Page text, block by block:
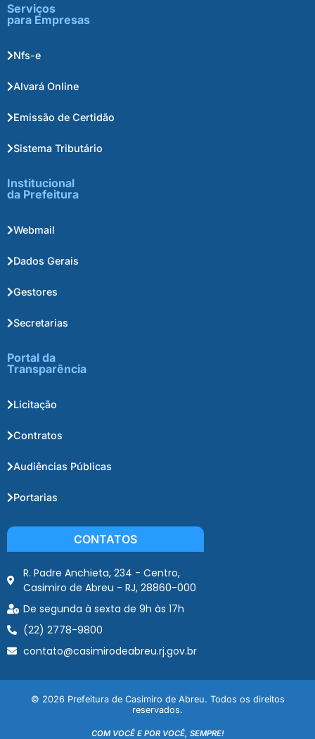
Serviços
para Empresas
Nfs-e
Alvará Online
Emissão de Certidão
Sistema Tributário
Institucional
da Prefeitura
Webmail
Dados Gerais
Gestores
Secretarias
Portal da
Transparência
Licitação
Contratos
Audiências Públicas
Portarias
CONTATOS
R. Padre Anchieta, 234 - Centro,
Casimiro de Abreu - RJ, 28860-000
De segunda à sexta de 9h às 17h
(22) 2778-9800
contato@casimirodeabreu.rj.gov.br
© 2026 Prefeitura de Casimiro de Abreu. Todos os direitos
reservados.
COM VOCÊ E POR VOCÊ, SEMPRE!